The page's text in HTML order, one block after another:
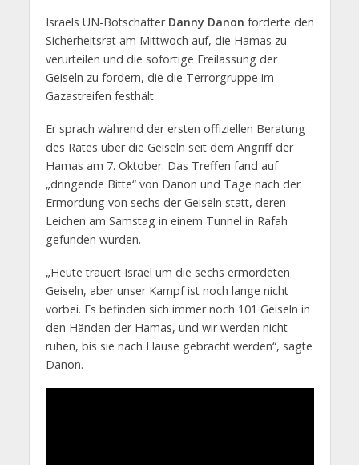
Israels UN-Botschafter Danny Danon forderte den
Sicherheitsrat am Mittwoch auf, die Hamas zu
verurteilen und die sofortige Freilassung der
Geiseln zu fordern, die die Terrorgruppe im
Gazastreifen festhält.
Er sprach während der ersten offiziellen Beratung
des Rates über die Geiseln seit dem Angriff der
Hamas am 7. Oktober. Das Treffen fand auf
„dringende Bitte“ von Danon und Tage nach der
Ermordung von sechs der Geiseln statt, deren
Leichen am Samstag in einem Tunnel in Rafah
gefunden wurden.
„Heute trauert Israel um die sechs ermordeten
Geiseln, aber unser Kampf ist noch lange nicht
vorbei. Es befinden sich immer noch 101 Geiseln in
den Händen der Hamas, und wir werden nicht
ruhen, bis sie nach Hause gebracht werden“, sagte
Danon.